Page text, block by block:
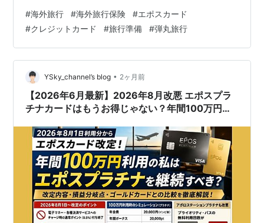
こと その後に起きること 急病 病院・検査・薬・通訳 転
倒 救急車・レントゲン・入院 交通事故 治療・警察・帰
国便変更 知らない人からの暴行 救急搬送・治療・手続き
空港で倒れる 救急対応・予定変更 ホテルのシャワーで滑
る 骨折・入院・延泊 スマホを壊す 連…
#海外旅行 #海外旅行保険 #エポスカード
#クレジットカード #旅行準備 #弾丸旅行
YSky_channel’s blog • 2ヶ月前
【2026年6月最新】2026年8月改悪 エポスプラ
チナカードはもうお得じゃない？年間100万円利